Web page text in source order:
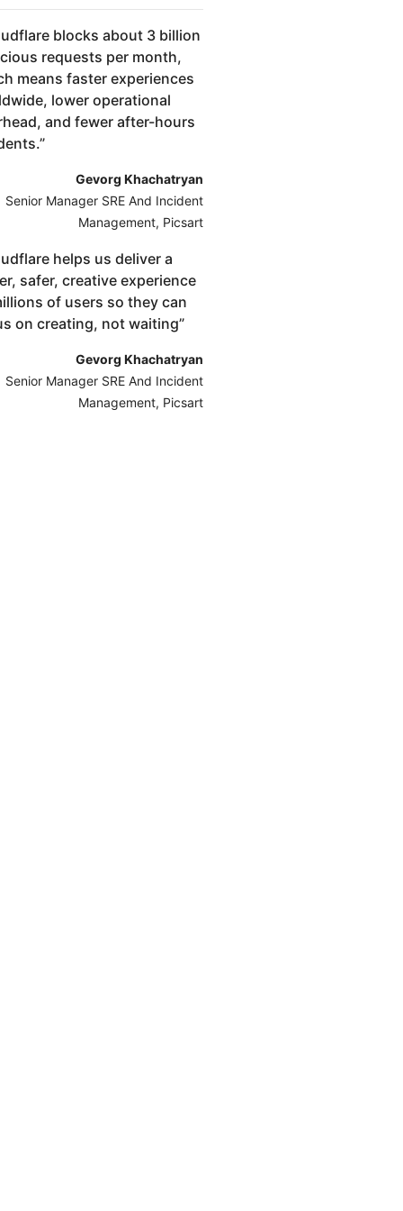
blocks about 3 billion
requests per month,
means faster experiences
lower operational
and fewer after-hours
”
Gevorg Khachatryan
Senior Manager SRE And Incident
Management, Picsart
helps us deliver a
safer, creative experience
of users so they can
on creating, not waiting”
Gevorg Khachatryan
Senior Manager SRE And Incident
Management, Picsart